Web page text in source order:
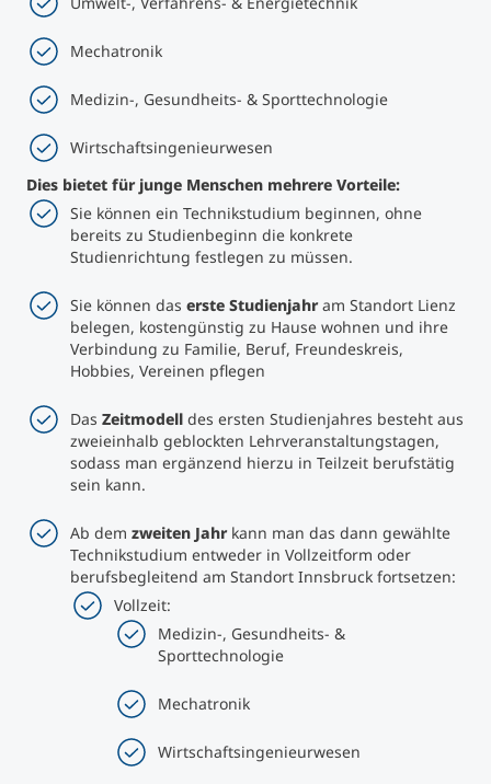
Mechatronik
Medizin-, Gesundheits- & Sporttechnologie
Wirtschaftsingenieurwesen
Dies bietet für junge Menschen mehrere Vorteile:
Sie können ein Technikstudium beginnen, ohne
bereits zu Studienbeginn die konkrete
Studienrichtung festlegen zu müssen.
Sie können das erste Studienjahram Standort Lienz
belegen, kostengünstig zu Hause wohnen und ihre
Verbindung zu Familie, Beruf, Freundeskreis,
Hobbies, Vereinen pflegen
Das Zeitmodell des ersten Studienjahres besteht aus
zweieinhalb geblockten Lehrveranstaltungstagen,
sodass man ergänzend hierzu in Teilzeit berufstätig
sein kann.
Ab dem zweiten Jahrkann man das dann gewählte
Technikstudium entweder in Vollzeitform oder
berufsbegleitend am Standort Innsbruck fortsetzen:
Vollzeit:
Medizin-, Gesundheits- &
Sporttechnologie
Mechatronik
Wirtschaftsingenieurwesen